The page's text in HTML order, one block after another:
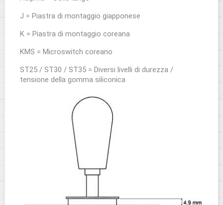
J = Piastra di montaggio giapponese
K = Piastra di montaggio coreana
KMS = Microswitch coreano
ST25 / ST30 / ST35 = Diversi livelli di durezza /
tensione della gomma siliconica